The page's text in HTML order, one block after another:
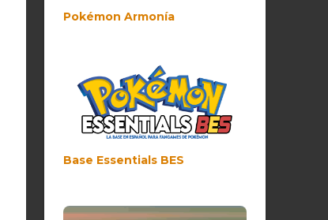
Pokémon Armonía
Base Essentials BES